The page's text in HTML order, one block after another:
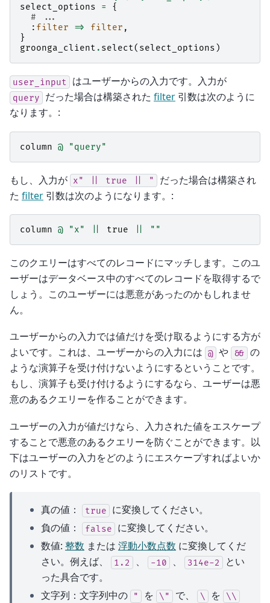
select_options
=
{
# ...
: filter => filter ,
}
groonga_client . select( select_options )
user_input はユーザーからの入力です。入力が
query だった場合は構築された filter 引数は次のように
なります。:
column @ "query"
もし、入力が x" true "
だった場合は構築され
た filter 引数は次のようになります。:
column @ "x" true ""
このクエリーはすべてのレコードにマッチします。このユ
ーザーはデータベース中のすべてのレコードを取得するで
しょう。このユーザーには悪意があったのかもしれませ
ん。
ユーザーからの入力では値だけを受け取るようにする方が
よいです。これは、ユーザーからの入力には @ や && の
ような演算子を受け付けないようにするということです。
もし、演算子も受け付けるようにするなら、ユーザーは悪
意のあるクエリーを作ることができます。
ユーザーの入力が値だけなら、入力された値をエスケープ
することで悪意のあるクエリーを防ぐことができます。以
下はユーザーの入力をどのようにエスケープすればよいか
のリストです。
真の値： true
に変換してください。
負の値：
false
に変換してください。
数値: 整数 または 浮動小数点数 に変換してくだ
さい。例えば、
1.2 、 -10 、 314e-2
とい
った具合です。
文字列：文字列中の
" を \" で、 \ を \\